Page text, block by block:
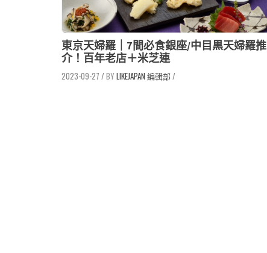
東京天婦羅｜7間必食銀座/中目黒天婦羅推
介！百年老店＋米芝連
2023-09-27 / LIKEJAPAN 編輯部/